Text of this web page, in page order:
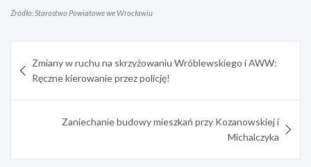
Źródło: Starostwo Powiatowe we Wrocławiu
wpisu
Zmiany w ruchu na skrzyżowaniu Wróblewskiego i AWW:
Ręczne kierowanie przez policję!
Zaniechanie budowy mieszkań przy Kozanowskiej i
Michalczyka